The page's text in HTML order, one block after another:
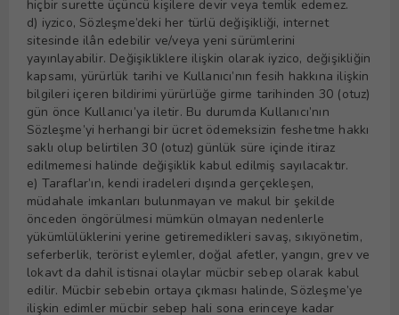
hiçbir surette üçüncü kişilere devir veya temlik edemez.
d) iyzico, Sözleşme’deki her türlü değişikliği, internet
sitesinde ilân edebilir ve/veya yeni sürümlerini
yayınlayabilir. Değişikliklere ilişkin olarak iyzico, değişikliğin
kapsamı, yürürlük tarihi ve Kullanıcı’nın fesih hakkına ilişkin
bilgileri içeren bildirimi yürürlüğe girme tarihinden 30 (otuz)
gün önce Kullanıcı’ya iletir. Bu durumda Kullanıcı’nın
Sözleşme’yi herhangi bir ücret ödemeksizin feshetme hakkı
saklı olup belirtilen 30 (otuz) günlük süre içinde itiraz
edilmemesi halinde değişiklik kabul edilmiş sayılacaktır.
e) Taraflar’ın, kendi iradeleri dışında gerçekleşen,
müdahale imkanları bulunmayan ve makul bir şekilde
önceden öngörülmesi mümkün olmayan nedenlerle
yükümlülüklerini yerine getiremedikleri savaş, sıkıyönetim,
seferberlik, terörist eylemler, doğal afetler, yangın, grev ve
lokavt da dahil istisnai olaylar mücbir sebep olarak kabul
edilir. Mücbir sebebin ortaya çıkması halinde, Sözleşme’ye
ilişkin edimler mücbir sebep hali sona erinceye kadar